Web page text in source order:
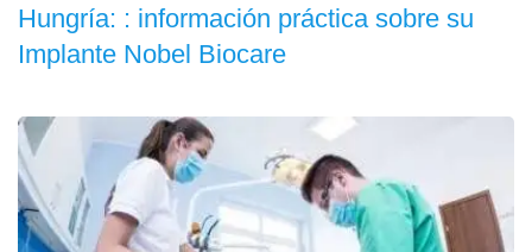
Hungría: : información práctica sobre su
Implante Nobel Biocare